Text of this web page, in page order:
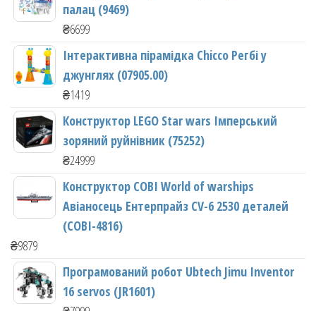
палац (9469)
₴6699
Інтерактивна пірамідка Chicco Регбі у
джунглях (07905.00)
₴1419
Конструктор LEGO Star wars Імперський
зоряний руйнівник (75252)
₴24999
Конструктор COBI World of warships
Авіаносець Ентерпрайз CV-6 2530 деталей
(COBI-4816)
₴9879
Програмований робот Ubtech Jimu Inventor
16 servos (JR1601)